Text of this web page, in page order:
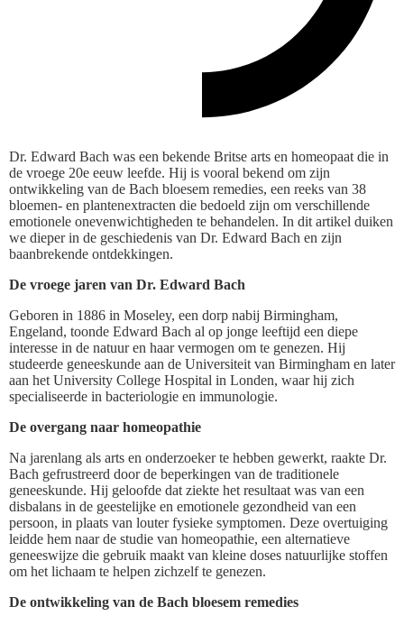
Dr. Edward Bach was een bekende Britse arts en homeopaat die in
de vroege 20e eeuw leefde. Hij is vooral bekend om zijn
ontwikkeling van de Bach bloesem remedies, een reeks van 38
bloemen- en plantenextracten die bedoeld zijn om verschillende
emotionele onevenwichtigheden te behandelen. In dit artikel duiken
we dieper in de geschiedenis van Dr. Edward Bach en zijn
baanbrekende ontdekkingen.
De vroege jaren van Dr. Edward Bach
Geboren in 1886 in Moseley, een dorp nabij Birmingham,
Engeland, toonde Edward Bach al op jonge leeftijd een diepe
interesse in de natuur en haar vermogen om te genezen. Hij
studeerde geneeskunde aan de Universiteit van Birmingham en later
aan het University College Hospital in Londen, waar hij zich
specialiseerde in bacteriologie en immunologie.
De overgang naar homeopathie
Na jarenlang als arts en onderzoeker te hebben gewerkt, raakte Dr.
Bach gefrustreerd door de beperkingen van de traditionele
geneeskunde. Hij geloofde dat ziekte het resultaat was van een
disbalans in de geestelijke en emotionele gezondheid van een
persoon, in plaats van louter fysieke symptomen. Deze overtuiging
leidde hem naar de studie van homeopathie, een alternatieve
geneeswijze die gebruik maakt van kleine doses natuurlijke stoffen
om het lichaam te helpen zichzelf te genezen.
De ontwikkeling van de Bach bloesem remedies